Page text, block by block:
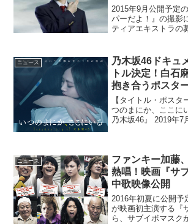
2015年9月公開予定
パーだよ！』の撮影
ティアエキストラの
パーだよ！」のボラ
募集を開...
ニュース
乃木坂46ドキュ
トル決定！白石
抱き合うポスタ
【タイトル・ポス
つのまにか、ここに
乃木坂46』 2019年7
ニュース
ファンキー加藤
熱唱！映画『サ
中歌映像公開
2016年初夏に公開予
が映画初主演する『
ら、サブイボマスク